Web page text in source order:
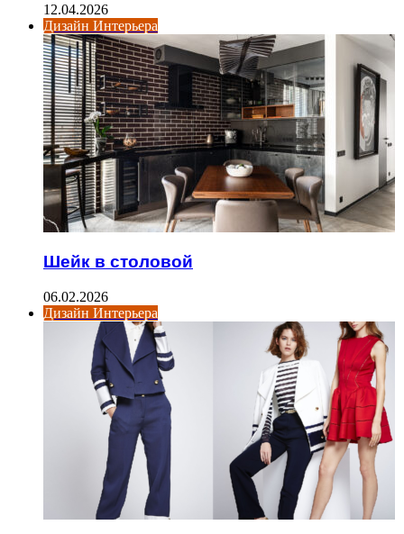
12.04.2026
Дизайн Интерьера
Шейк в столовой
06.02.2026
Дизайн Интерьера